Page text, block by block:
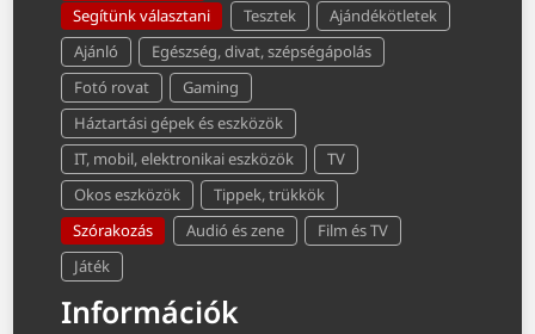
Segítünk választani
Tesztek
Ajándékötletek
Ajánló
Egészség, divat, szépségápolás
Fotó rovat
Gaming
Háztartási gépek és eszközök
IT, mobil, elektronikai eszközök
TV
Okos eszközök
Tippek, trükkök
Szórakozás
Audió és zene
Film és TV
Játék
Információk